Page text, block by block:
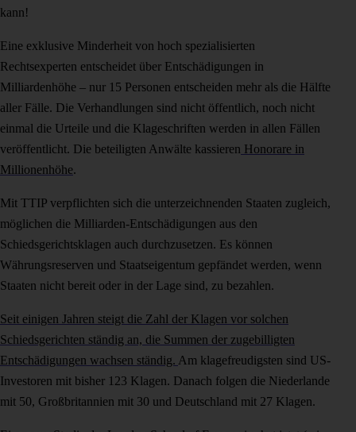
kann!
Eine exklusive Minderheit von hoch spezialisierten
Rechtsexperten entscheidet über Entschädigungen in
Milliardenhöhe – nur 15 Personen entscheiden mehr als die Hälfte
aller Fälle. Die Verhandlungen sind nicht öffentlich, noch nicht
einmal die Urteile und die Klageschriften werden in allen Fällen
veröffentlicht. Die beteiligten Anwälte kassieren Honorare in
Millionenhöhe.
Mit TTIP verpflichten sich die unterzeichnenden Staaten zugleich,
möglichen die Milliarden-Entschädigungen aus den
Schiedsgerichtsklagen auch durchzusetzen. Es können
Währungsreserven und Staatseigentum gepfändet werden, wenn
Staaten nicht bereit oder in der Lage sind, zu bezahlen.
Seit einigen Jahren steigt die Zahl der Klagen vor solchen
Schiedsgerichten ständig an, die Summen der zugebilligten
Entschädigungen wachsen ständig. Am klagefreudigsten sind US-
Investoren mit bisher 123 Klagen. Danach folgen die Niederlande
mit 50, Großbritannien mit 30 und Deutschland mit 27 Klagen.